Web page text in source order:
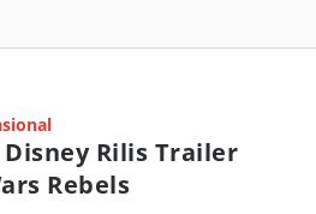
Disney Rilis Trailer
Rebels